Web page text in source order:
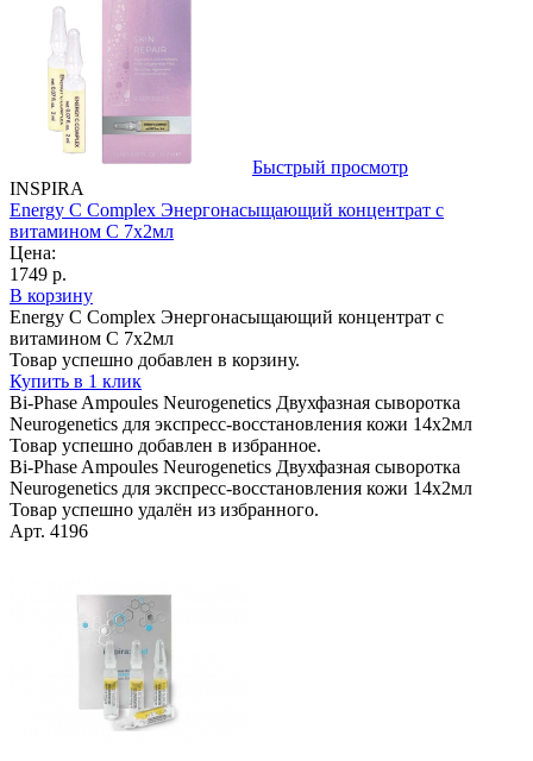
Быстрый просмотр
INSPIRA
Energy C Complex Энергонасыщающий концентрат с
витамином C 7х2мл
Цена:
1749 р.
В корзину
Energy C Complex Энергонасыщающий концентрат с
витамином C 7х2мл
Товар успешно добавлен в корзину.
Купить в 1 клик
Bi-Phase Ampoules Neurogenetics Двухфазная сыворотка
Neurogenetics для экспресс-восстановления кожи 14х2мл
Товар успешно добавлен в избранное.
Bi-Phase Ampoules Neurogenetics Двухфазная сыворотка
Neurogenetics для экспресс-восстановления кожи 14х2мл
Товар успешно удалён из избранного.
Арт. 4196